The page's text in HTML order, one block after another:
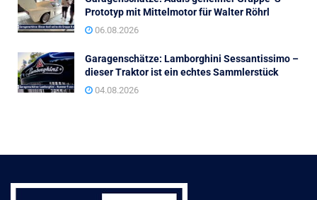
Prototyp mit Mittelmotor für Walter Röhrl
06.08.2026
Garagenschätze: Lamborghini Sessantissimo –
dieser Traktor ist ein echtes Sammlerstück
04.08.2026